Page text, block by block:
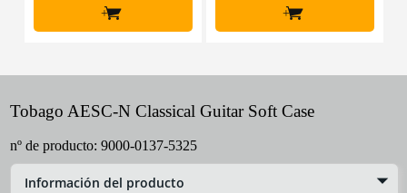
+ +
Tobago AESC-N Classical Guitar Soft Case
nº de producto: 9000-0137-5325
Información del producto